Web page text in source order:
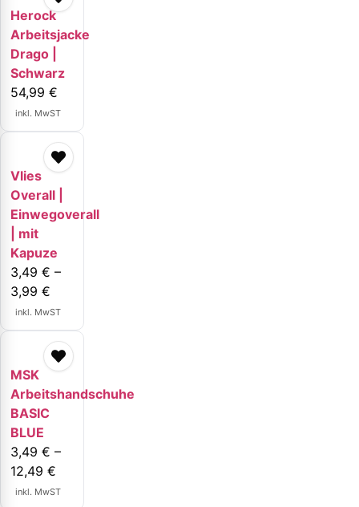
Herock
Arbeitsjacke
Drago |
Schwarz
54,99 €
inkl. MwST
Vlies
Overall |
Einwegoverall
| mit
Kapuze
3,49 € –
3,99 €
inkl. MwST
MSK
Arbeitshandschuhe
BASIC
BLUE
3,49 € –
12,49 €
inkl. MwST